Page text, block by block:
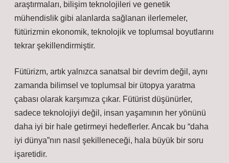
araştırmaları, bilişim teknolojileri ve genetik
mühendislik gibi alanlarda sağlanan ilerlemeler,
fütürizmin ekonomik, teknolojik ve toplumsal boyutlarını
tekrar şekillendirmiştir.
Fütürizm, artık yalnızca sanatsal bir devrim değil, aynı
zamanda bilimsel ve toplumsal bir ütopya yaratma
çabası olarak karşımıza çıkar. Fütürist düşünürler,
sadece teknolojiyi değil, insan yaşamının her yönünü
daha iyi bir hale getirmeyi hedeflerler. Ancak bu “daha
iyi dünya”nın nasıl şekilleneceği, hala büyük bir soru
işaretidir.